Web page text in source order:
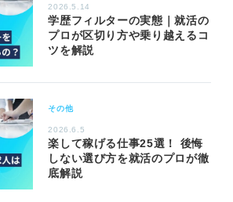
2026.5.14
学歴フィルターの実態｜就活の
プロが区切り方や乗り越えるコ
ツを解説
その他
2026.6.5
楽して稼げる仕事25選！ 後悔
しない選び方を就活のプロが徹
底解説